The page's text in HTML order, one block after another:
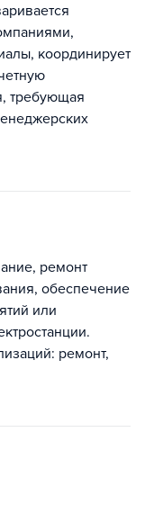
координирует
требующая
ремонт
обеспечение
или
ремонт,